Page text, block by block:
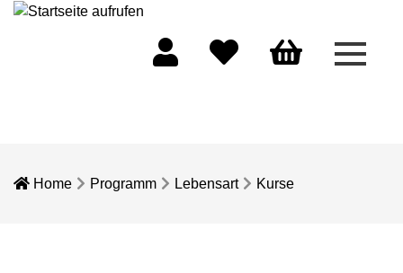
Menü
Home Programm Lebensart Kurse